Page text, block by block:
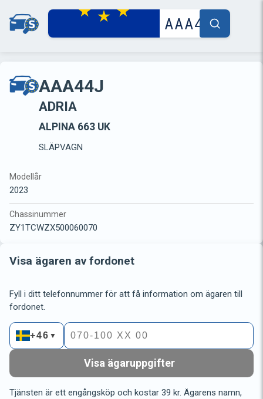
AAA44J
ADRIA
ALPINA 663 UK
SLÄPVAGN
Modellår
2023
Chassinummer
ZY1TCWZX500060070
Visa ägaren av fordonet
Fyll i ditt telefonnummer för att få information om ägaren till
fordonet.
+46 ▼
Visa ägaruppgifter
Tjänsten är ett engångsköp och kostar 39 kr. Ägarens namn,